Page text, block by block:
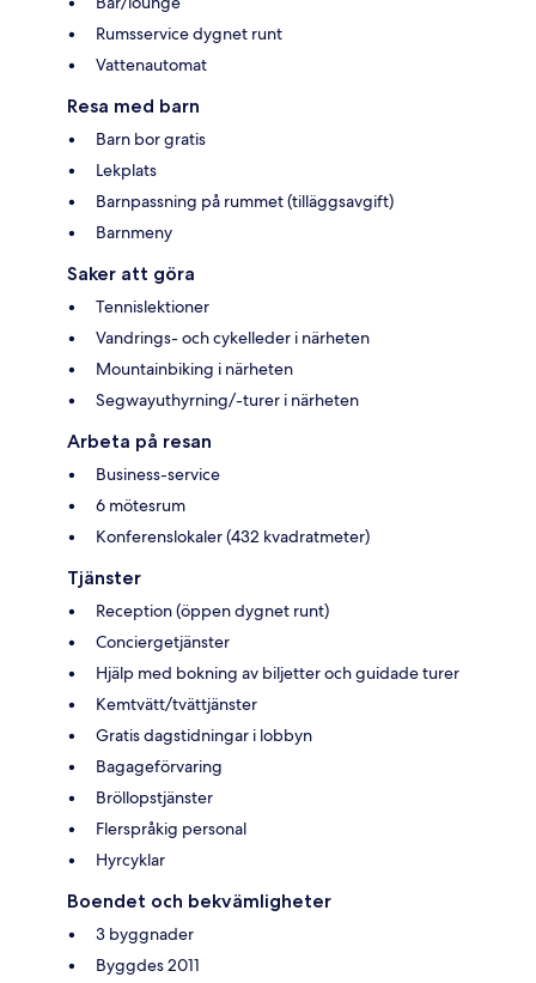
Rumsservice dygnet runt
Vattenautomat
Resa med barn
Barn bor gratis
Lekplats
Barnpassning på rummet (tilläggsavgift)
Barnmeny
Saker att göra
Tennislektioner
Vandrings- och cykelleder i närheten
Mountainbiking i närheten
Segwayuthyrning/-turer i närheten
Arbeta på resan
Business-service
6 mötesrum
Konferenslokaler (432 kvadratmeter)
Tjänster
Reception (öppen dygnet runt)
Conciergetjänster
Hjälp med bokning av biljetter och guidade turer
Kemtvätt/tvättjänster
Gratis dagstidningar i lobbyn
Bagageförvaring
Bröllopstjänster
Flerspråkig personal
Hyrcyklar
Boendet och bekvämligheter
3 byggnader
Byggdes 2011